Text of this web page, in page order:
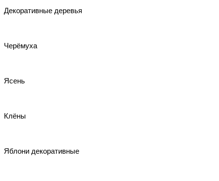
Декоративные деревья
Черёмуха
Ясень
Клёны
Яблони декоративные